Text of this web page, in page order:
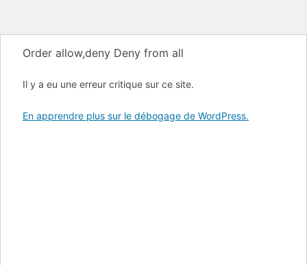
Order allow,deny Deny from all
Il y a eu une erreur critique sur ce site.
En apprendre plus sur le débogage de WordPress.